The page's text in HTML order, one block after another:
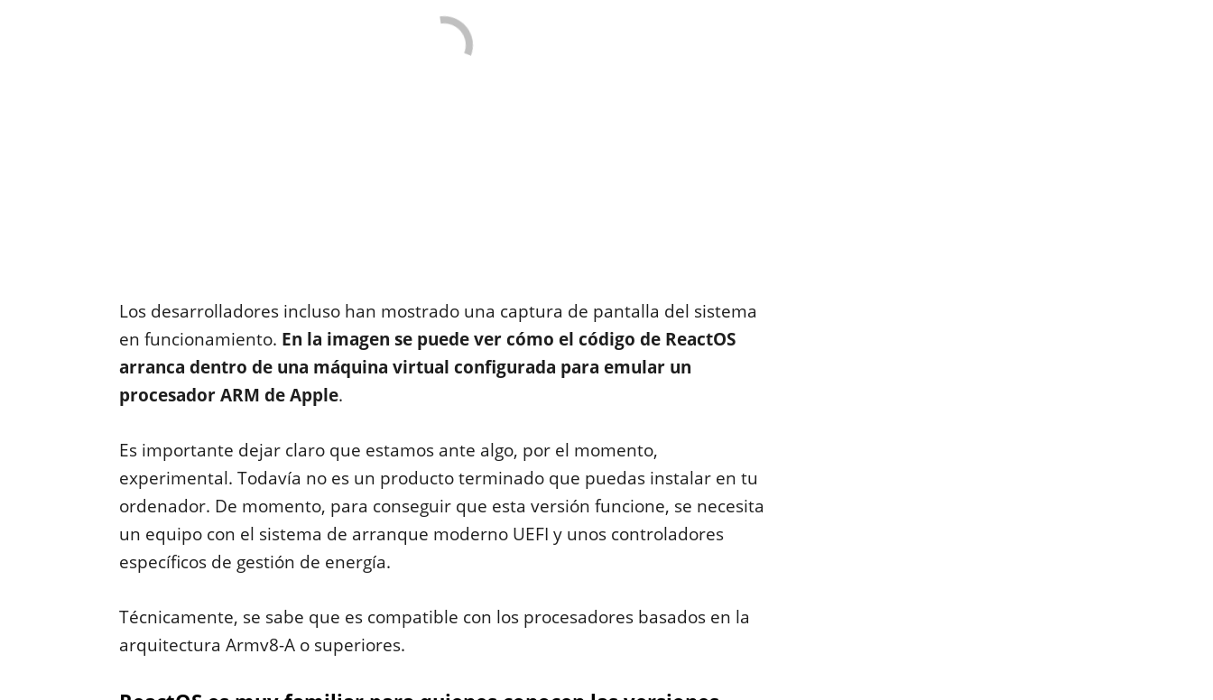
Los desarrolladores incluso han mostrado una captura de pantalla del sistema
en funcionamiento. En la imagen se puede ver cómo el código de ReactOS
arranca dentro de una máquina virtual configurada para emular un
procesador ARM de Apple.
Es importante dejar claro que estamos ante algo, por el momento,
experimental. Todavía no es un producto terminado que puedas instalar en tu
ordenador. De momento, para conseguir que esta versión funcione, se necesita
un equipo con el sistema de arranque moderno UEFI y unos controladores
específicos de gestión de energía.
Técnicamente, se sabe que es compatible con los procesadores basados en la
arquitectura Armv8-A o superiores.